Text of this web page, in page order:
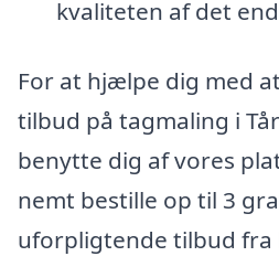
kvaliteten af det
For at hjælpe dig med
tilbud på tagmaling i
benytte dig af vores
nemt bestille op til 3
uforpligtende tilbud fra